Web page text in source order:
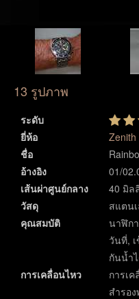
13 รูปภาพ
ระดับ
ยี่ห้อ
Zenith
ชื่อ
อ้างอิง
01/
เส้นผ่าศูนย์กลาง
40 มิล
วัสดุ
สแตน
คุณสมบัติ
นาฬิก
วันที่,
กันน้ำ
การเคลื่อนไหว
การเ
สำรอ